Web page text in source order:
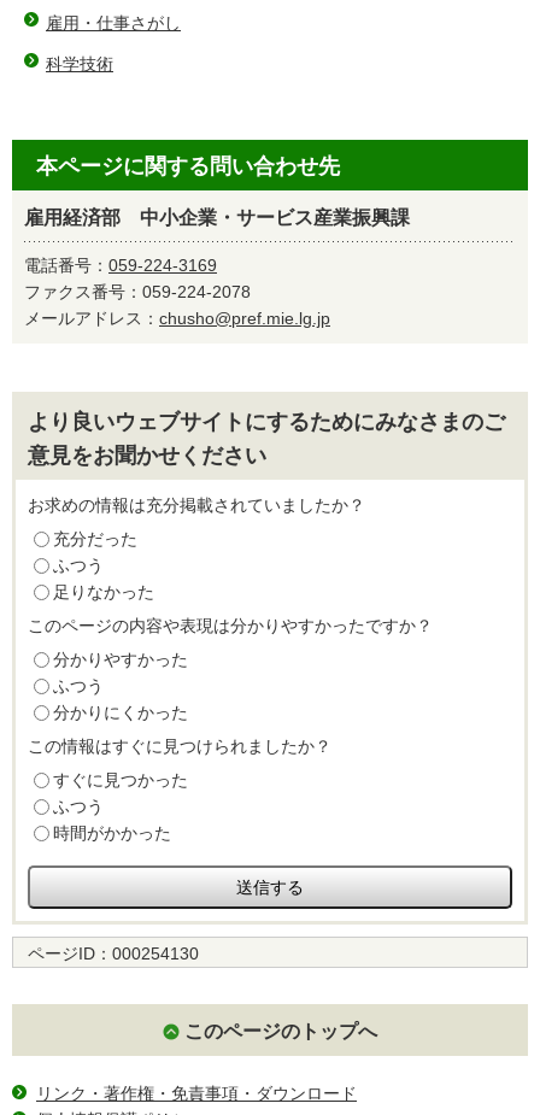
雇用・仕事さがし
科学技術
本ページに関する問い合わせ先
雇用経済部 中小企業・サービス産業振興課
電話番号： 059-224-3169
ファクス番号：059-224-2078
メールアドレス： chusho@pref.mie.lg.jp
より良いウェブサイトにするためにみなさまのご
意見をお聞かせください
お求めの情報は充分掲載されていましたか？
充分だった
ふつう
足りなかった
このページの内容や表現は分かりやすかったですか？
分かりやすかった
ふつう
分かりにくかった
この情報はすぐに見つけられましたか？
すぐに見つかった
ふつう
時間がかかった
ページID： 000254130
このページのトップへ
リンク・著作権・免責事項・ダウンロード